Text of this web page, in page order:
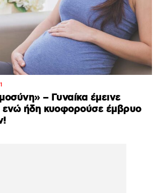
– Γυναίκα έμεινε
ενώ ήδη κυοφορούσε έμβρυο